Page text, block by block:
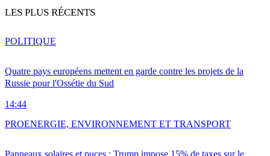
LES PLUS RÉCENTS
Quatre pays européens mettent en garde contre les projets de la
Russie pour l'Ossétie du Sud
14:44
POLITIQUE
PROENERGIE, ENVIRONNEMENT ET TRANSPORT